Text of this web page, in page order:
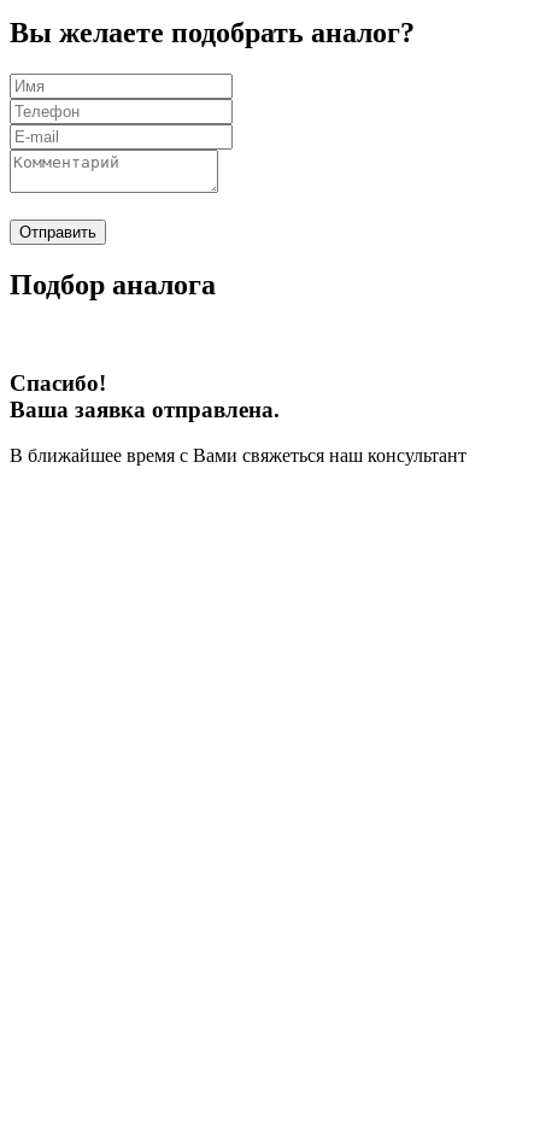
Вы желаете подобрать аналог?
Отправить
Подбор аналога
Спасибо!
Ваша заявка отправлена.
В ближайшее время с Вами свяжеться наш консультант